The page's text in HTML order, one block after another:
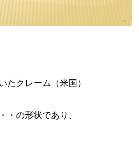
たクレーム（米国）
・の形状であり、